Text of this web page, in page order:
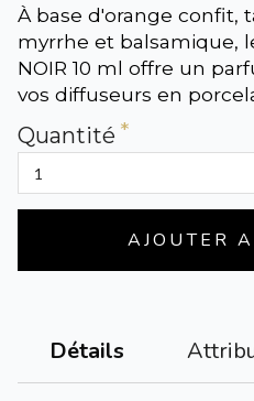
À base d'orange confit,
myrrhe et balsamique,
NOIR 10 ml offre un
vos diffuseurs en
Quantité
AJOUTER
Détails